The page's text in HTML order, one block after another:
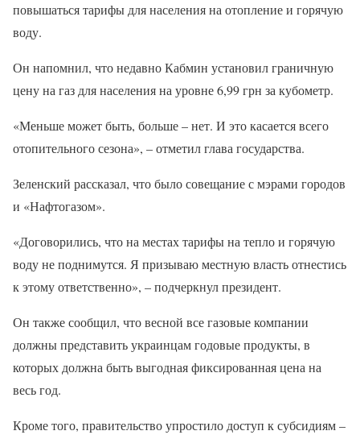
повышаться тарифы для населения на отопление и горячую
воду.
Он напомнил, что недавно Кабмин установил граничную
цену на газ для населения на уровне 6,99 грн за кубометр.
«Меньше может быть, больше – нет. И это касается всего
отопительного сезона», – отметил глава государства.
Зеленский рассказал, что было совещание с мэрами городов
и «Нафтогазом».
«Договорились, что на местах тарифы на тепло и горячую
воду не поднимутся. Я призываю местную власть отнестись
к этому ответственно», – подчеркнул президент.
Он также сообщил, что весной все газовые компании
должны представить украинцам годовые продукты, в
которых должна быть выгодная фиксированная цена на
весь год.
Кроме того, правительство упростило доступ к субсидиям –